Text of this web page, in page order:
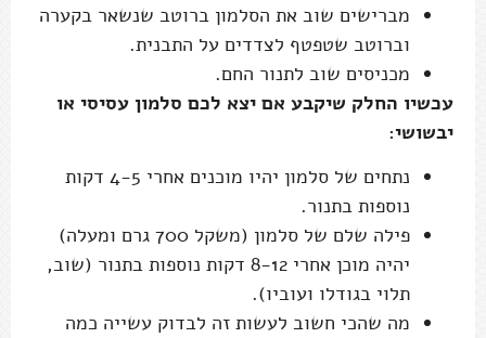
מברישים שוב את הסלמון ברוטב שנשאר בקערה
וברוטב שטפטף לצדדים על התבנית.
מכניסים שוב לתנור החם.
עכשיו החלק שיקבע אם יצא לכם סלמון עסיסי או
יבשושי:
נתחים של סלמון יהיו מוכנים אחרי 4-5 דקות
נוספות בתנור.
פילה שלם של סלמון (משקל 700 גרם ומעלה)
יהיה מוכן אחרי 8-12 דקות נוספות בתנור (שוב,
תלוי בגודלו ועוביו).
מה שהכי חשוב לעשות זה לבדוק עשייה כמה